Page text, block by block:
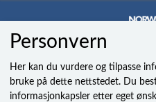
Personvern
Her kan du vurdere og tilpasse
bruke på dette nettstedet. Du
informasjonkapsler etter eget